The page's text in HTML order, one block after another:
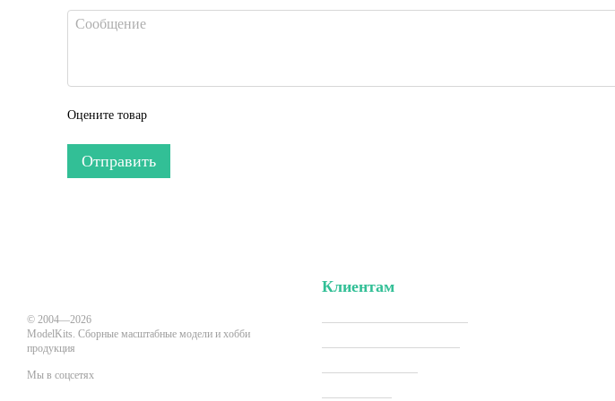
Оцените товар
Отправить
© 2004—2026
ModelKits. Сборные масштабные модели и хобби
продукция
Мы в соцсетях
Клиентам